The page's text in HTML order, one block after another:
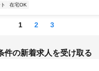
在宅OK
1 2 3
件の新着求人を受け取る